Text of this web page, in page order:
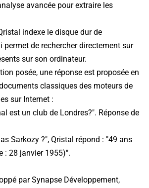
avancée pour extraire les
indexe le disque dur de
permet de rechercher directement sur
sur son ordinateur.
posée, une réponse est proposée en
classiques des moteurs de
sur Internet :
est un club de Londres?". Réponse de
Sarkozy ?", Qristal répond : "49 ans
: 28 janvier 1955)".
par Synapse Développement,